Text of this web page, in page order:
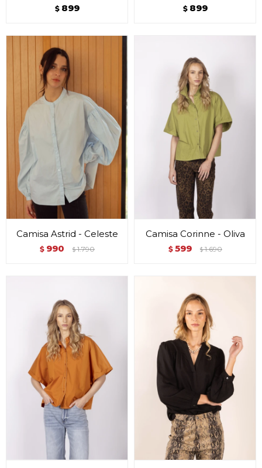
$ 899 $ 899
Camisa Astrid - Celeste
$ 990 $ 1.790
Camisa Corinne - Oliva
$ 599 $ 1.690